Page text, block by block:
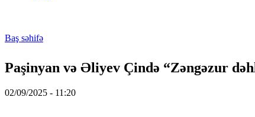
Baş səhifə
Paşinyan və Əliyev Çində “Zəngəzur
02/09/2025 - 11:20